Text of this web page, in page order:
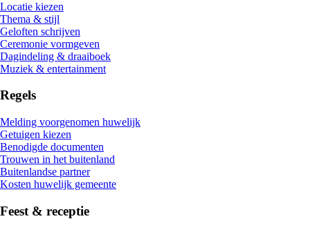
Locatie kiezen
Thema & stijl
Geloften schrijven
Ceremonie vormgeven
Dagindeling & draaiboek
Muziek & entertainment
Regels
Melding voorgenomen huwelijk
Getuigen kiezen
Benodigde documenten
Trouwen in het buitenland
Buitenlandse partner
Kosten huwelijk gemeente
Feest & receptie